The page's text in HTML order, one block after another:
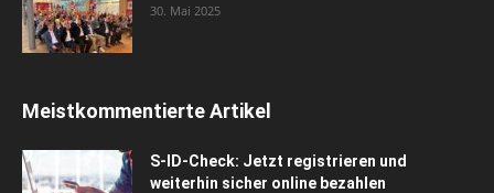
30. Mai 2025
Meistkommentierte Artikel
S-ID-Check: Jetzt registrieren und
weiterhin sicher online bezahlen